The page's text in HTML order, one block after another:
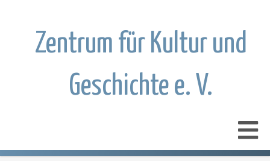
Zentrum für Kultur und
Geschichte e. V.